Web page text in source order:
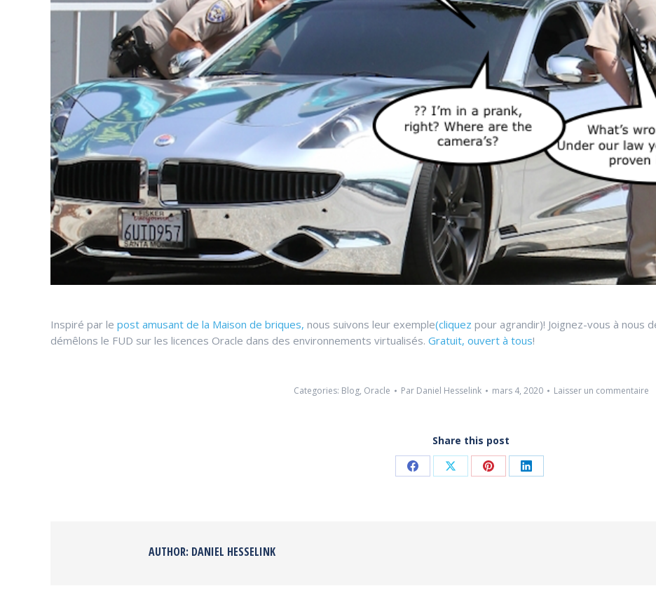
Inspiré par le post amusant de la Maison de briques, nous suivons leur exemple(cliquez pour agrandir)! Joignez-vous à nous
démêlons le FUD sur les licences Oracle dans des environnements virtualisés. Gratuit, ouvert à tous!
Categories: Blog, Oracle Par Daniel Hesselink mars 4, 2020 Laisser un commentaire
Share this post
Share Share Share Share
AUTHOR: DANIEL HESSELINK